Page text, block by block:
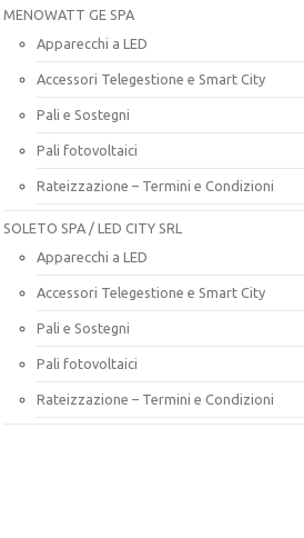
MENOWATT GE SPA
Apparecchi a LED
Accessori Telegestione e Smart City
Pali e Sostegni
Pali fotovoltaici
Rateizzazione – Termini e Condizioni
SOLETO SPA / LED CITY SRL
Apparecchi a LED
Accessori Telegestione e Smart City
Pali e Sostegni
Pali fotovoltaici
Rateizzazione – Termini e Condizioni